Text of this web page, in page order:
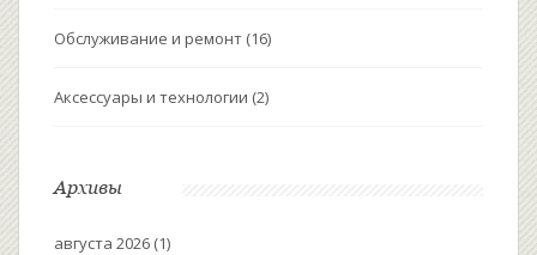
Обслуживание и ремонт (16)
Аксессуары и технологии (2)
Архивы
августа 2026 (1)